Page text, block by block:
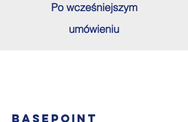
Po wcześniejszym
umówieniu
BASEPOINT